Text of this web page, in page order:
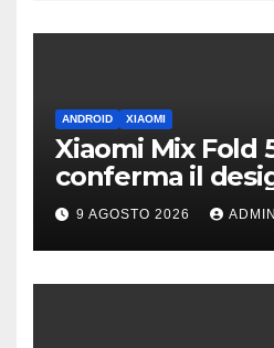
ANDROID XIAOMI
Xiaomi Mix Fold
conferma il
passaporto e
9 AGOSTO 2026 ADMIN